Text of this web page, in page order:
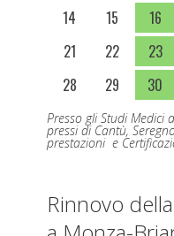
14
15 16
21
22 23
28
29 30
Presso gli Studi Medici
pressi di Cantù,
prestazioni e
Rinnovo